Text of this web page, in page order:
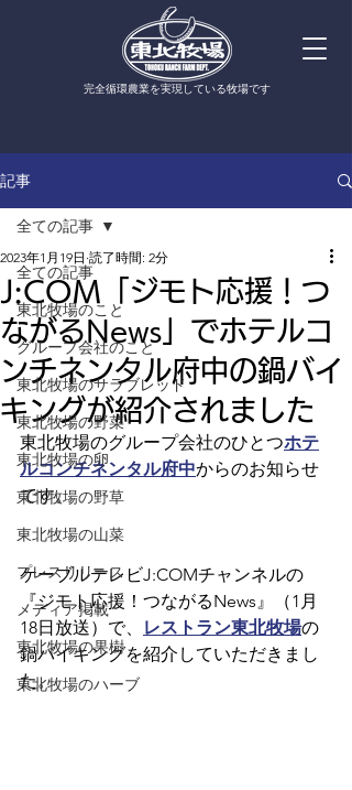
​完全循環農業を実現している牧場です
記事
全ての記事
東北牧場のこと
グループ会社のこと
東北牧場のサラブレッド
東北牧場の野菜
東北牧場の卵
東北牧場の野草
東北牧場の山菜
プレスリリース
メディア掲載
東北牧場の果樹
東北牧場のハーブ
全ての記事
J:COM「ジモト応援！つ
ながるNews」でホテルコ
ンチネンタル府中の鍋バイ
キングが紹介されました
2023年1月19日 読了時間: 2分
東北牧場のグループ会社のひとつホテ
ルコンチネンタル府中からのお知らせ
です。
ケーブルテレビJ:COMチャンネルの
『ジモト応援！つながるNews』（1月
18日放送）で、
レストラン東北牧場の
鍋バイキングを紹介していただきまし
た。